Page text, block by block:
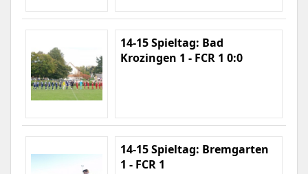
14-15 Spieltag: Bad
Krozingen 1 - FCR 1 0:0
14-15 Spieltag: Bremgarten
1 - FCR 1